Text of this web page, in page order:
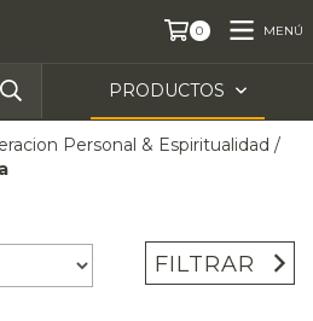
0 MENÚ
PRODUCTOS
Personal & Espiritualidad /
FILTRAR